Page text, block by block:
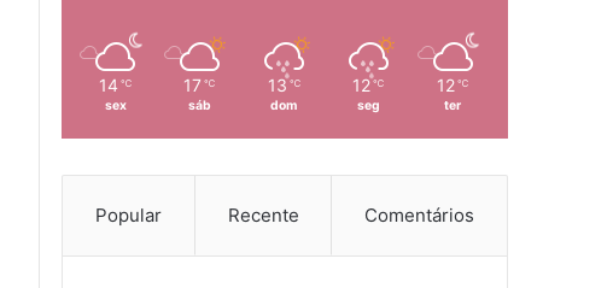
14 ℃
sex
17 ℃
sáb
13 ℃
dom
12 ℃
seg
12 ℃
ter
Popular Recente Comentários